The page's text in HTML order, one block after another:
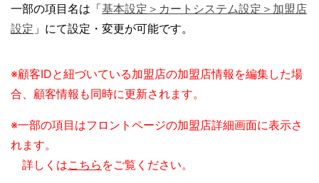
一部の項目名は「基本設定＞カートシステム設定＞加盟店
設定 」にて設定・変更が可能です。
※顧客IDと紐づいている加盟店の加盟店情報を編集した場
合、顧客情報も同時に更新されます。
※一部の項目はフロントページの加盟店詳細画面に表示さ
れます。
詳しくはこちら をご覧ください。